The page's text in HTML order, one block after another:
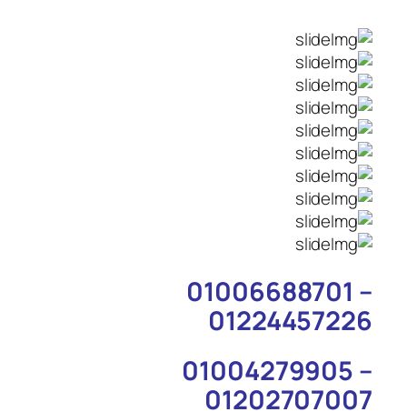
01006688701 –
01224457226
01004279905 –
01202707007